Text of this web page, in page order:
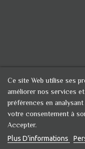
Ce site Web utilise ses
améliorer nos services
préférences en
votre consentement à
Accepter.
Plus D'informations